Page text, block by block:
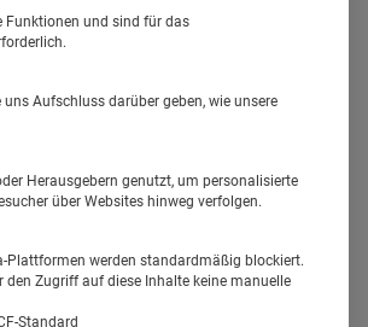
Funktionen und sind für das
Aufschluss darüber geben, wie unsere
Herausgebern genutzt, um personalisierte
über Websites hinweg verfolgen.
Plattformen werden standardmäßig blockiert.
den Zugriff auf diese Inhalte keine manuelle
Standard